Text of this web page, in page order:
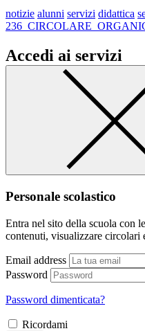
notizie alunni servizi didattica
Accedi ai servizi
Personale scolastico
Entra nel sito della scuola con
contenuti, visualizzare circolari
Email address
Password
Password dimenticata?
Ricordami